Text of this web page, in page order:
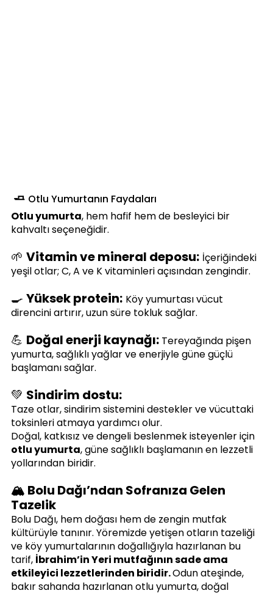
🧈 Otlu Yumurtanın Faydaları
Otlu yumurta, hem hafif hem de besleyici bir
kahvaltı seçeneğidir.
🌱 Vitamin ve mineral deposu: İçeriğindeki
yeşil otlar; C, A ve K vitaminleri açısından zengindir.
🍳 Yüksek protein: Köy yumurtası vücut
direncini artırır, uzun süre tokluk sağlar.
💪 Doğal enerji kaynağı: Tereyağında pişen
yumurta, sağlıklı yağlar ve enerjiyle güne güçlü
başlamanı sağlar.
💚 Sindirim dostu:
Taze otlar, sindirim sistemini destekler ve vücuttaki
toksinleri atmaya yardımcı olur.
Doğal, katkısız ve dengeli beslenmek isteyenler için
otlu yumurta, güne sağlıklı başlamanın en lezzetli
yollarından biridir.
🏔️ Bolu Dağı’ndan Sofranıza Gelen
Tazelik
Bolu Dağı, hem doğası hem de zengin mutfak
kültürüyle tanınır. Yöremizde yetişen otların tazeliği
ve köy yumurtalarının doğallığıyla hazırlanan bu
tarif, İbrahim’in Yeri mutfağının sade ama
etkileyici lezzetlerinden biridir. Odun ateşinde,
bakır sahanda hazırlanan otlu yumurta, doğal